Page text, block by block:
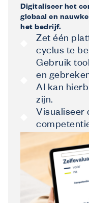
Digitaliseer het
globaal en
het bedrijf.
Zet één
cyclus te
Gebruik
en
AI kan
zijn.
Visualiseer